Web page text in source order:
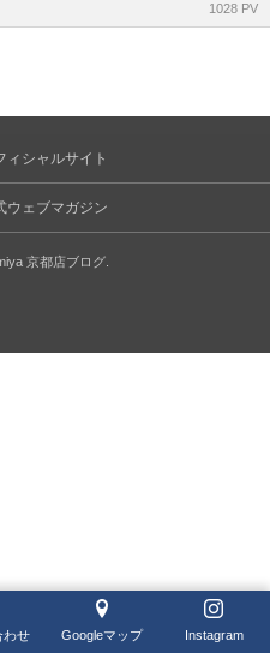
1028 PV
シャルサイト
ェブマガジン
京都店ブログ.
わせ Googleマップ Instagram